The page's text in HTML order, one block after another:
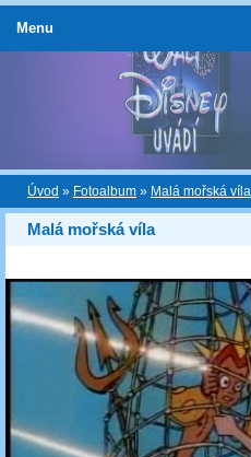
Úvod » Fotoalbum » Malá mořská víla
Malá mořská víla
Menu